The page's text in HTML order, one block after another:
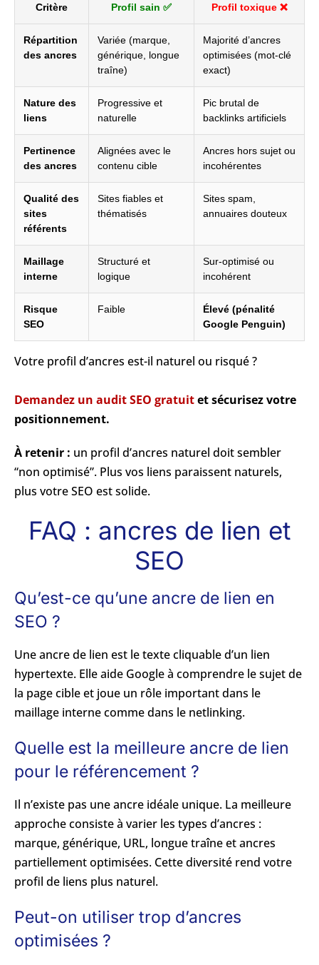
Critère Profil sain ✅ Profil toxique ❌
Répartition
des ancres
Variée (marque,
générique, longue
traîne)
Majorité d’ancres
optimisées (mot-clé
exact)
Nature des
liens
Progressive et
naturelle
Pic brutal de
backlinks artificiels
Pertinence
des ancres
Alignées avec le
contenu cible
Ancres hors sujet ou
incohérentes
Qualité des
sites
référents
Sites fiables et
thématisés
Sites spam,
annuaires douteux
Maillage
interne
Structuré et
logique
Sur-optimisé ou
incohérent
Risque
SEO
Faible
Élevé (pénalité
Google Penguin)
Votre profil d’ancres est-il naturel ou risqué ?
Demandez un audit SEO gratuitet sécurisez votre
positionnement.
À retenir : un profil d’ancres naturel doit sembler
“non optimisé”. Plus vos liens paraissent naturels,
plus votre SEO est solide.
FAQ : ancres de lien et
SEO
Qu’est-ce qu’une ancre de lien en
SEO ?
Une ancre de lien est le texte cliquable d’un lien
hypertexte. Elle aide Google à comprendre le sujet de
la page cible et joue un rôle important dans le
maillage interne comme dans le netlinking.
Quelle est la meilleure ancre de lien
pour le référencement ?
Il n’existe pas une ancre idéale unique. La meilleure
approche consiste à varier les types d’ancres :
marque, générique, URL, longue traîne et ancres
partiellement optimisées. Cette diversité rend votre
profil de liens plus naturel.
Peut-on utiliser trop d’ancres
optimisées ?